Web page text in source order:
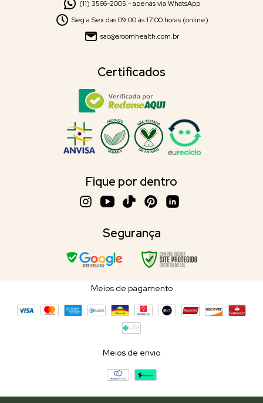
(11) 3566-2005 - apenas via WhatsApp
Seg a Sex das 09:00 às 17:00 horas (online)
sac@aroomhealth.com.br
Certificados
Fique por dentro
Segurança
Meios de pagamento
Meios de envio